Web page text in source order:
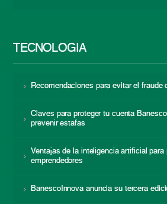
TECNOLOGÍA
Recomendaciones para evitar el fraude
Claves para proteger tu cuenta
prevenir estafas
Ventajas de la inteligencia artificial para
emprendedores
BanescoInnova anuncia su tercera